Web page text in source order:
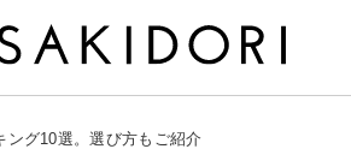
ング10選。選び方もご紹介